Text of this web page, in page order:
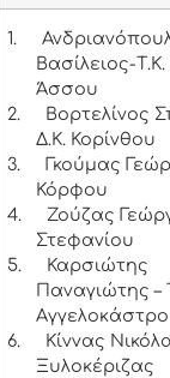
1.
Βασίλειος-
Άσσου
2.
Βορτελίνος
Δ.Κ. Κορίνθου
3.
Γκούμας
Κόρφου
4.
Ζούζας
Στεφανίου
5.
Καρσιώτης
Παναγιώτης –
6.
Κίννας
Ξυλοκέριζας